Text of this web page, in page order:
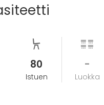
80
Istuen
-
Luokka